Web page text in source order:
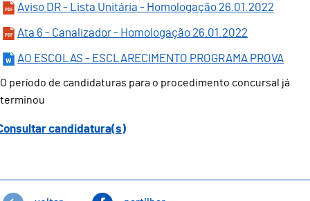
Aviso DR - Lista Unitária - Homologação 26.01.2022
Ata 6 - Canalizador - Homologação 26.01.2022
AO ESCOLAS - ESCLARECIMENTO PROGRAMA PROVA
O período de candidaturas para o procedimento concursal já
terminou
candidatura(s)